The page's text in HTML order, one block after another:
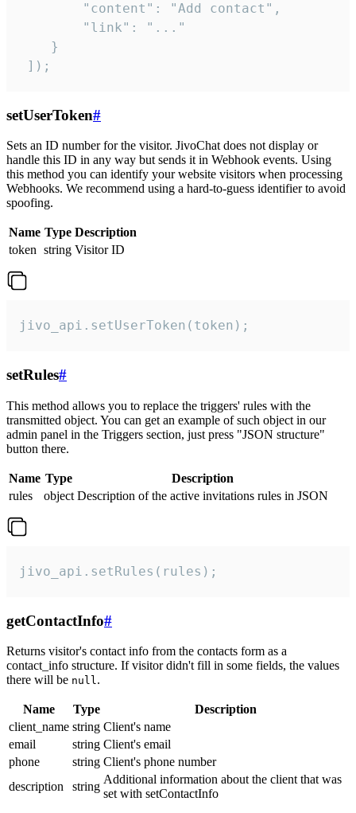
        "content": "Add contact",
        "link": "..."
    }
]);
setUserToken#
Sets an ID number for the visitor. JivoChat does not display or
handle this ID in any way but sends it in Webhook events. Using
this method you can identify your website visitors when processing
Webhooks. We recommend using a hard-to-guess identifier to avoid
spoofing.
Name Type Description
token string Visitor ID
jivo_api.setUserToken(token);
setRules#
This method allows you to replace the triggers' rules with the
transmitted object. You can get an example of such object in our
admin panel in the Triggers section, just press "JSON structure"
button there.
Name Type
Description
rules
object Description of the active invitations rules in JSON
jivo_api.setRules(rules);
getContactInfo#
Returns visitor's contact info from the contacts form as a
contact_info structure. If visitor didn't fill in some fields, the values
there will be null.
Name Type
Description
client_name string Client's name
email
string Client's email
phone
string Client's phone number
description
string
Additional information about the client that was
set with setContactInfo